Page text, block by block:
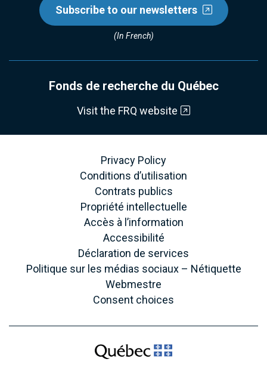
Subscribe to our newsletters
(In French)
Fonds de recherche du Québec
Visit the FRQ website
Privacy Policy
Conditions d’utilisation
Contrats publics
Propriété intellectuelle
Accès à l’information
Accessibilité
Déclaration de services
Politique sur les médias sociaux – Nétiquette
Webmestre
Consent choices